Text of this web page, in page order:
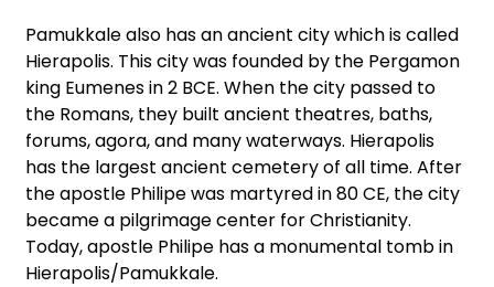
Pamukkale also has an ancient city which is called
Hierapolis. This city was founded by the Pergamon
king Eumenes in 2 BCE. When the city passed to
the Romans, they built ancient theatres, baths,
forums, agora, and many waterways. Hierapolis
has the largest ancient cemetery of all time. After
the apostle Philipe was martyred in 80 CE, the city
became a pilgrimage center for Christianity.
Today, apostle Philipe has a monumental tomb in
Hierapolis/Pamukkale.